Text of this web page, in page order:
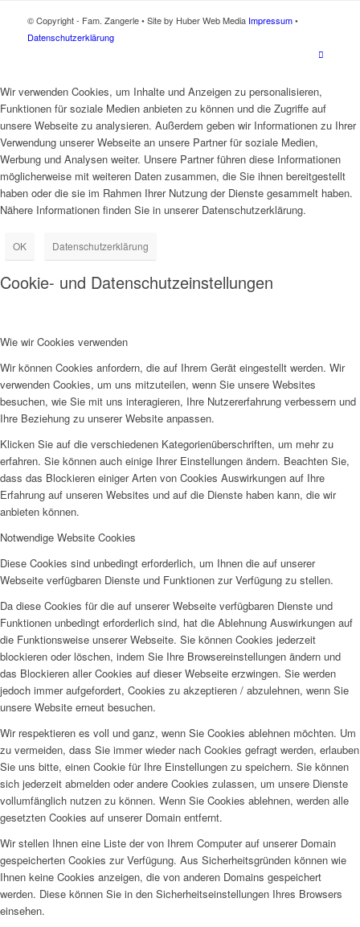
© Copyright - Fam. Zangerle • Site by Huber Web Media Impressum•
Datenschutzerklärung
Wir verwenden Cookies, um Inhalte und Anzeigen zu personalisieren,
Funktionen für soziale Medien anbieten zu können und die Zugriffe auf
unsere Webseite zu analysieren. Außerdem geben wir Informationen zu Ihrer
Verwendung unserer Webseite an unsere Partner für soziale Medien,
Werbung und Analysen weiter. Unsere Partner führen diese Informationen
möglicherweise mit weiteren Daten zusammen, die Sie ihnen bereitgestellt
haben oder die sie im Rahmen Ihrer Nutzung der Dienste gesammelt haben.
Nähere Informationen finden Sie in unserer Datenschutzerklärung.
OK Datenschutzerklärung
Cookie- und Datenschutzeinstellungen
Wie wir Cookies verwenden
Wir können Cookies anfordern, die auf Ihrem Gerät eingestellt werden. Wir
verwenden Cookies, um uns mitzuteilen, wenn Sie unsere Websites
besuchen, wie Sie mit uns interagieren, Ihre Nutzererfahrung verbessern und
Ihre Beziehung zu unserer Website anpassen.
Klicken Sie auf die verschiedenen Kategorienüberschriften, um mehr zu
erfahren. Sie können auch einige Ihrer Einstellungen ändern. Beachten Sie,
dass das Blockieren einiger Arten von Cookies Auswirkungen auf Ihre
Erfahrung auf unseren Websites und auf die Dienste haben kann, die wir
anbieten können.
Notwendige Website Cookies
Diese Cookies sind unbedingt erforderlich, um Ihnen die auf unserer
Webseite verfügbaren Dienste und Funktionen zur Verfügung zu stellen.
Da diese Cookies für die auf unserer Webseite verfügbaren Dienste und
Funktionen unbedingt erforderlich sind, hat die Ablehnung Auswirkungen auf
die Funktionsweise unserer Webseite. Sie können Cookies jederzeit
blockieren oder löschen, indem Sie Ihre Browsereinstellungen ändern und
das Blockieren aller Cookies auf dieser Webseite erzwingen. Sie werden
jedoch immer aufgefordert, Cookies zu akzeptieren / abzulehnen, wenn Sie
unsere Website erneut besuchen.
Wir respektieren es voll und ganz, wenn Sie Cookies ablehnen möchten. Um
zu vermeiden, dass Sie immer wieder nach Cookies gefragt werden, erlauben
Sie uns bitte, einen Cookie für Ihre Einstellungen zu speichern. Sie können
sich jederzeit abmelden oder andere Cookies zulassen, um unsere Dienste
vollumfänglich nutzen zu können. Wenn Sie Cookies ablehnen, werden alle
gesetzten Cookies auf unserer Domain entfernt.
Wir stellen Ihnen eine Liste der von Ihrem Computer auf unserer Domain
gespeicherten Cookies zur Verfügung. Aus Sicherheitsgründen können wie
Ihnen keine Cookies anzeigen, die von anderen Domains gespeichert
werden. Diese können Sie in den Sicherheitseinstellungen Ihres Browsers
einsehen.